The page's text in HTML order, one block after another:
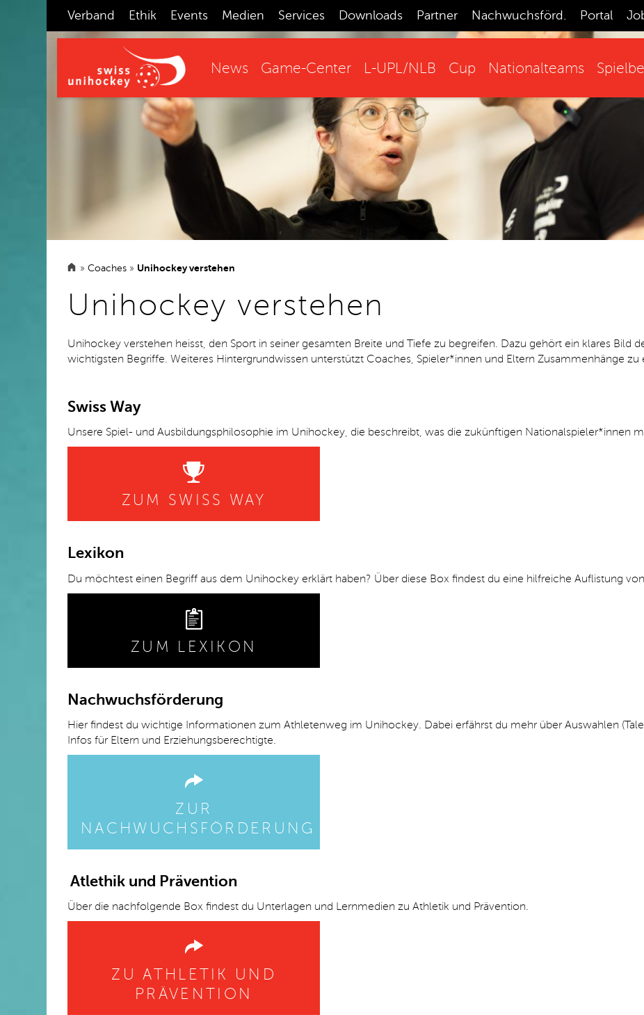
Verband Ethik Events Medien Services Downloads Partner Nachwuchsförd. Portal
News Game-Center L-UPL/NLB Cup Nationalteams
» Coaches » Unihockey verstehen
Unihockey verstehen
Unihockey verstehen heisst, den Sport in seiner gesamten Breite und Tiefe zu begreifen. Dazu gehört ein klares Bild
wichtigsten Begriffe. Weiteres Hintergrundwissen unterstützt Coaches, Spieler*innen und Eltern Zusammenhänge zu
Swiss Way
Unsere Spiel- und Ausbildungsphilosophie im Unihockey, die beschreibt, was die zukünftigen Nationalspieler*innen
ZUM SWISS WAY
Lexikon
Du möchtest einen Begriff aus dem Unihockey erklärt haben? Über diese Box findest du eine hilfreiche Auflistung
ZUM LEXIKON
Nachwuchsförderung
Hier findest du wichtige Informationen zum Athletenweg im Unihockey. Dabei erfährst du mehr über Auswahlen
Infos für Eltern und Erziehungsberechtigte.
ZUR
NACHWUCHSFÖRDERUNG
Atlethik und Prävention
Über die nachfolgende Box findest du Unterlagen und Lernmedien zu Athletik und Prävention.
ZU ATHLETIK UND
PRÄVENTION